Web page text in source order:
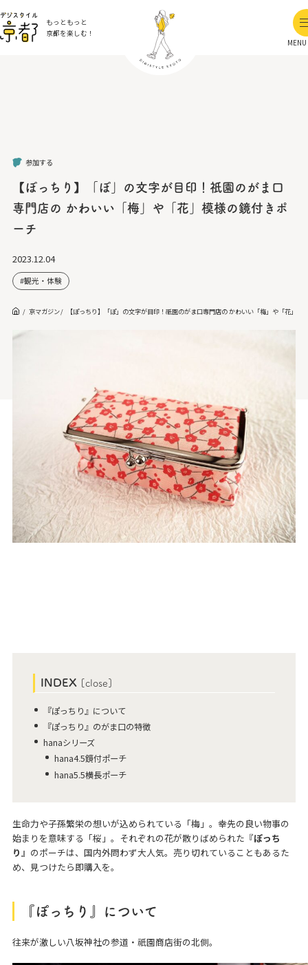
もっともっと
京都を楽しむ！
MENU
参加する
【ぽっちり】「ぽ」の文字が目印！祇園のがま口
専門店の かわいい「梅」や「花」模様の鏡付きポ
ーチ
2023.12.04
観光・体験
京マガジン 【ぽっちり】「ぽ」の文字が目印！祇園のがま口専門店の かわいい「梅」や「花」模
INDEX [ close ]
『ぽっちり』について
『ぽっちり』のがま口の特徴
hanaシリーズ
hana4.5鏡付ポーチ
hana5.5横長ポーチ
生命力や子孫繁栄の想いが込められている「梅」。幸先の良い物事の
始まりを意味する「桜」。それぞれの花が散りばめられた『ぽっち
り』のポーチは、国内外問わず大人気。売り切れていることもあるた
め、見つけたら即購入を。
『ぽっちり』について
往来が激しい八坂神社の参道・祇園商店街の北側。